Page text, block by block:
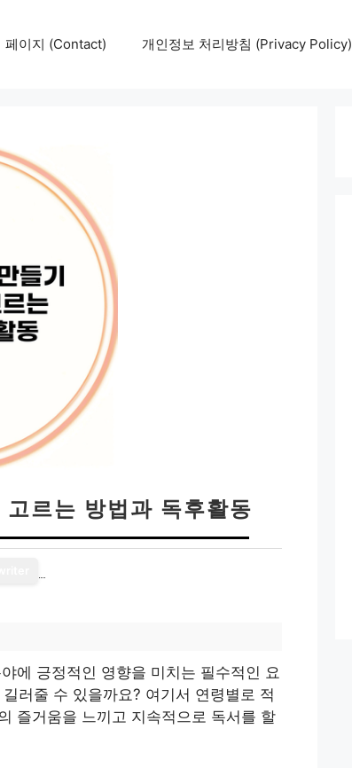
페이지 (Contact) 개인정보 처리방침 (Privacy Policy)
르는 방법과 독후활동
에 긍정적인 영향을 미치는 필수적인 요
러줄 수 있을까요? 여기서 연령별로 적
즐거움을 느끼고 지속적으로 독서를 할